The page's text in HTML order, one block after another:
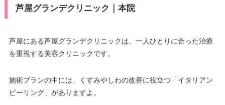
芦屋グランデクリニック｜本院
芦屋にある芦屋グランデクリニックは、一人ひとりに合った治療
を重視する美容クリニックです。
施術プランの中には、くすみやしわの改善に役立つ「イタリアン
ピーリング」がありますよ。